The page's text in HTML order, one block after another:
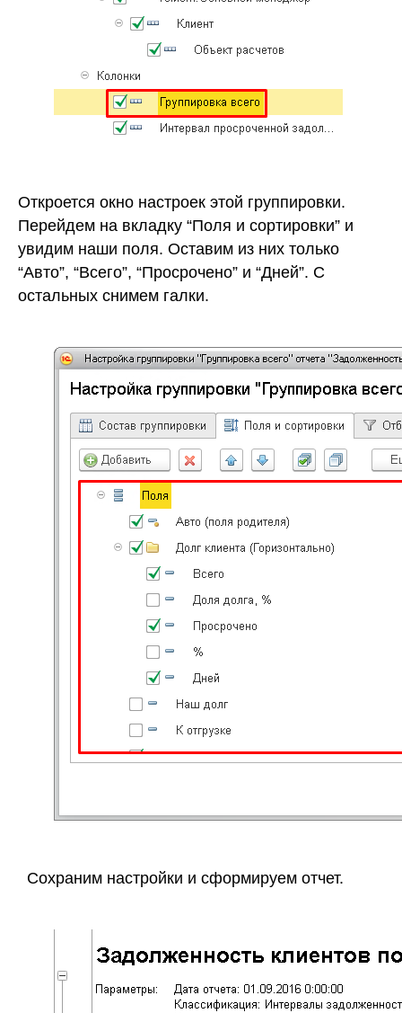
Откроется окно настроек этой группировки.
Перейдем на вкладку “Поля и сортировки” и
увидим наши поля. Оставим из них только
“Авто”, “Всего”, “Просрочено” и “Дней”. С
остальных снимем галки.
Сохраним настройки и сформируем отчет.